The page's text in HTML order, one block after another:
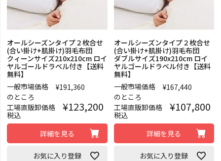
オールシーズンタイプ２枚合せ
(合い掛け+肌掛け)羽毛布団
クィーンサイズ210x210cm ロイ
ヤルゴールドラベル付き【送料
無料】
一般市場価格
¥191,360
のところ
工場直販卸価格
¥123,200
税込
詳細を見る
お気に入り登録
オールシーズンタイプ２枚合せ
(合い掛け+肌掛け)羽毛布団
ダブルサイズ190x210cm ロイ
ヤルゴールドラベル付き【送料
無料】
一般市場価格
¥167,440
のところ
工場直販卸価格
¥107,800
税込
詳細を見る
お気に入り登録